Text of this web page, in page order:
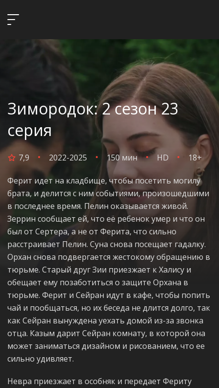
Зимородок: 2 сезон 23
серия
7,9 2022-2025 150 мин HD 18+
Ферит идет на кладбище, чтобы посетить могилу
брата, и делится с ним событиями, произошедшими
в последнее время. Пелин оказывается живой.
Зеррин сообщает ей, что её ребенок умер и что он
был от Сертера, а не от Ферита, что сильно
расстраивает Пелин. Суна снова посещает гадалку.
Орхан снова подвергается жестокому обращению в
тюрьме. Старый друг Зии приезжает к Халису и
обещает ему позаботиться о защите Орхана в
тюрьме. Ферит и Сейран идут в кафе, чтобы попить
чай и пообщаться, но их беседа не длится долго, так
как Сейран вынуждена уехать домой из-за звонка
отца. Казым дарит Сейран комнату, в которой она
может заниматься дизайном и рисованием, что ее
сильно удивляет.
Невра приезжает в особняк и передает Фериту